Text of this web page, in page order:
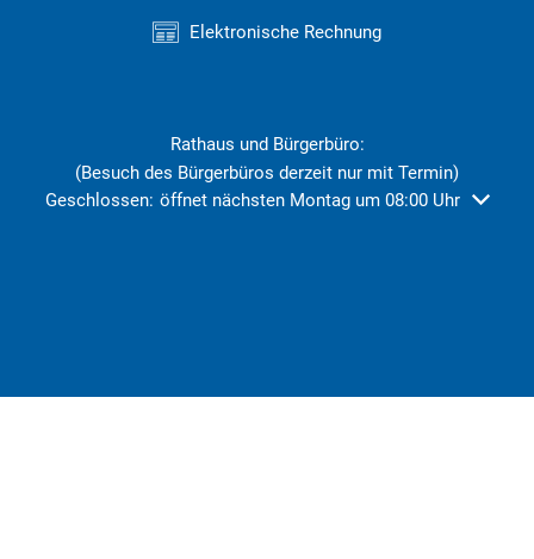
Elektronische Rechnung
Rathaus und Bürgerbüro:
(Besuch des Bürgerbüros derzeit nur mit Termin)
Klicken, um weitere Öffnungs- oder Schließzeiten
Geschlossen: öffnet nächsten Montag um 08:00 Uhr